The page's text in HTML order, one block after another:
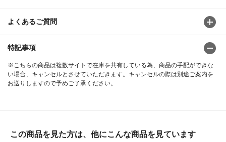
よくあるご質問
特記事項
※こちらの商品は複数サイトで在庫を共有している為、商品の手配ができな
い場合、キャンセルとさせていただきます。キャンセルの際は別途ご案内を
お送りしますので予めご了承ください。
この商品を見た方は、他にこんな商品を見ています